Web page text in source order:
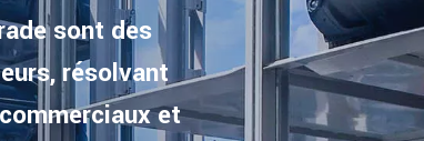
sont des
résolvant
et